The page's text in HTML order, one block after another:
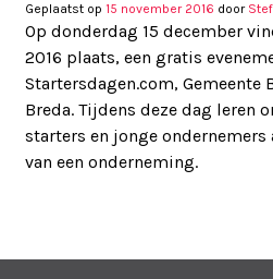
Geplaatst op 15 november 2016 door
Op donderdag 15 december
2016 plaats, een gratis
Startersdagen.com, Gemeente
Breda. Tijdens deze dag leren
starters en jonge ondernemers
van een onderneming.